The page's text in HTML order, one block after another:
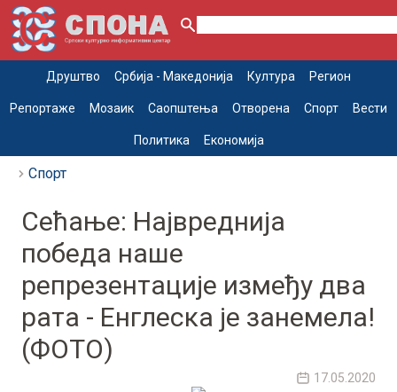
Друштво Србија - Македонија Култура Регион
Репортаже Мозаик Саопштења Отворена Спорт Вести
Политика Економија
Спорт
Сећање: Највреднија
победа наше
репрезентације између два
рата - Енглеска је занемела!
(ФОТО)
17.05.2020